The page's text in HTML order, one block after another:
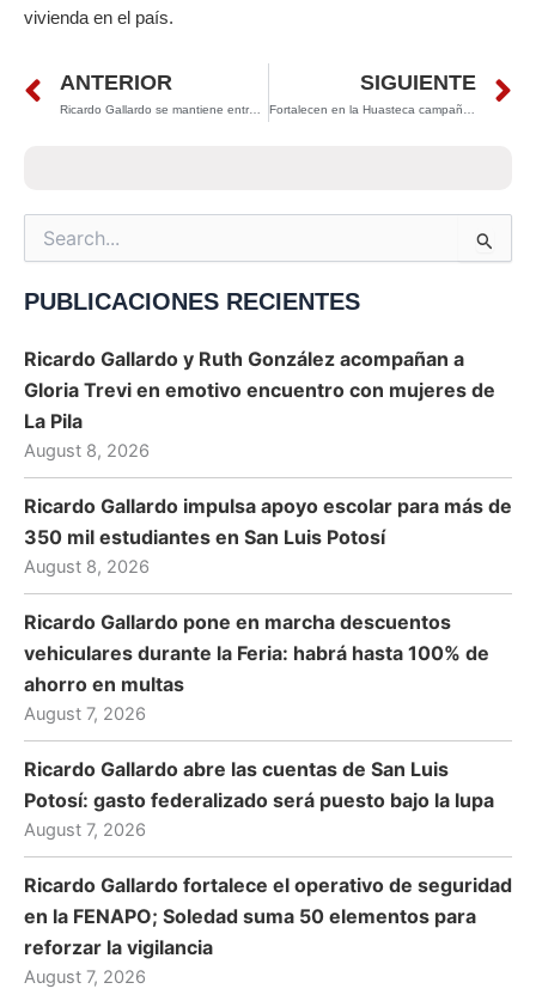
vivienda en el país.
Prev
ANTERIOR
Ricardo Gallardo se mantiene entre los gobernadores mejor evaluados del país, según Ranking Mitofsky
SIGUIENTE
Search
for:
PUBLICACIONES RECIENTES
Ricardo Gallardo y Ruth González acompañan a
Gloria Trevi en emotivo encuentro con mujeres de
La Pila
August 8, 2026
Ricardo Gallardo impulsa apoyo escolar para más de
350 mil estudiantes en San Luis Potosí
August 8, 2026
Ricardo Gallardo pone en marcha descuentos
vehiculares durante la Feria: habrá hasta 100% de
ahorro en multas
August 7, 2026
Ricardo Gallardo abre las cuentas de San Luis
Potosí: gasto federalizado será puesto bajo la lupa
August 7, 2026
Ricardo Gallardo fortalece el operativo de seguridad
en la FENAPO; Soledad suma 50 elementos para
reforzar la vigilancia
August 7, 2026